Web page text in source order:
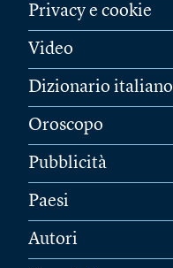
Privacy e cookie
Video
Dizionario italiano
Oroscopo
Pubblicità
Paesi
Autori